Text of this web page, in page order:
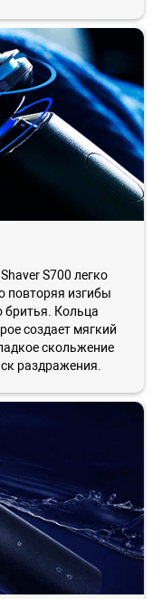
S700 легко
повторяя изгибы
бритья. Кольца
создает мягкий
скольжение
раздражения.